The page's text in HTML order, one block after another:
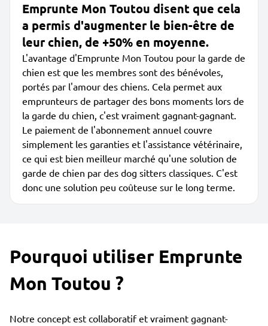
Emprunte Mon Toutou disent que cela
a permis d'augmenter le bien-être de
leur chien, de +50% en moyenne.
L'avantage d'Emprunte Mon Toutou pour la garde de
chien est que les membres sont des bénévoles,
portés par l'amour des chiens. Cela permet aux
emprunteurs de partager des bons moments lors de
la garde du chien, c'est vraiment gagnant-gagnant.
Le paiement de l'abonnement annuel couvre
simplement les garanties et l'assistance vétérinaire,
ce qui est bien meilleur marché qu'une solution de
garde de chien par des dog sitters classiques. C'est
donc une solution peu coûteuse sur le long terme.
Pourquoi utiliser Emprunte
Mon Toutou ?
Notre concept est collaboratif et vraiment gagnant-